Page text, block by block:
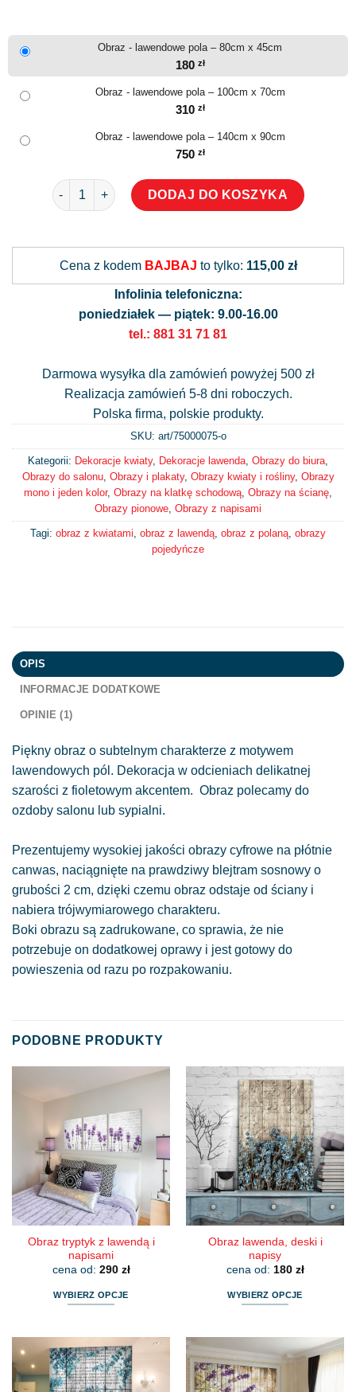
Obraz - lawendowe pola – 80cm x 45cm
180 zł
Obraz - lawendowe pola – 100cm x 70cm
310 zł
Obraz - lawendowe pola – 140cm x 90cm
750 zł
ilość Obraz - lawendowe pola
DODAJ DO KOSZYKA
Cena z kodem BAJBAJ to tylko: 115,00 zł
Infolinia telefoniczna:
poniedziałek — piątek: 9.00-16.00
tel.: 881 31 71 81
Darmowa wysyłka dla zamówień powyżej 500 zł
Realizacja zamówień 5-8 dni roboczych.
Polska firma, polskie produkty.
SKU: art/75000075-o
Kategorii: Dekoracje kwiaty, Dekoracje lawenda Obrazy do biura
Obrazy do salonu, Obrazy i plakaty, Obrazy kwiaty i rośliny, Obrazy
mono i jeden kolor, Obrazy na klatkę schodową Obrazy na ścianę
Obrazy pionowe Obrazy z napisami
Tagi: obraz z kwiatami obraz z lawendą obraz z polaną obrazy
pojedyńcze
OPIS
INFORMACJE DODATKOWE
OPINIE (1)
Piękny obraz o subtelnym charakterze z motywem
lawendowych pól. Dekoracja w odcieniach delikatnej
szarości z fioletowym akcentem. Obraz polecamy do
ozdoby salonu lub sypialni.
Prezentujemy wysokiej jakości obrazy cyfrowe na płótnie
canwas, naciągnięte na prawdziwy blejtram sosnowy o
grubości 2 cm, dzięki czemu obraz odstaje od ściany i
nabiera trójwymiarowego charakteru.
Boki obrazu są zadrukowane, co sprawia, że nie
potrzebuje on dodatkowej oprawy i jest gotowy do
powieszenia od razu po rozpakowaniu.
PODOBNE PRODUKTY
Obraz tryptyk z lawendą i
napisami
cena od: 290 zł
WYBIERZ OPCJE
ma
wiele
wariantów.
Obraz lawenda, deski i
napisy
cena od: 180 zł
WYBIERZ OPCJE
wiele
wariantów.